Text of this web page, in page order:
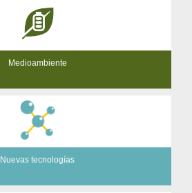
Medioambiente
Nuevas tecnologías